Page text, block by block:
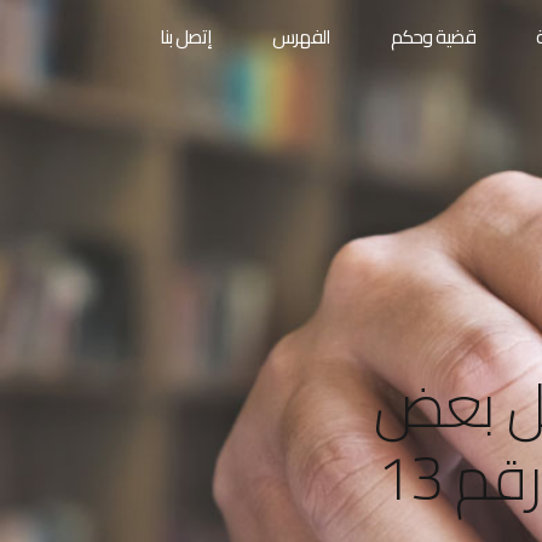
قضية وحكم الفهرس إتصل بنا
م بتعديل بعض
أحكام قانون الضمان الاجتماعي رقم 13